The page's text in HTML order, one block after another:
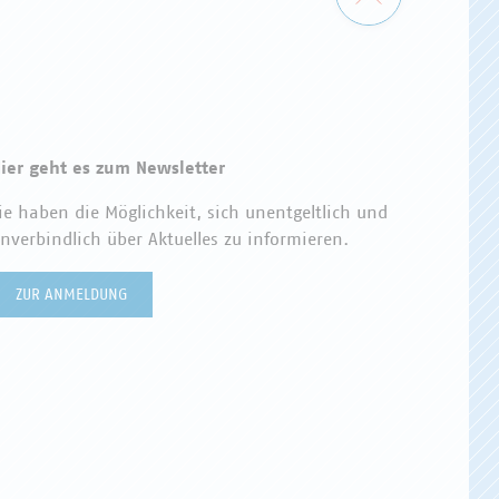
geht es zum Newsletter
haben die Möglichkeit, sich unentgeltlich und
über Aktuelles zu informieren.
ZUR ANMELDUNG